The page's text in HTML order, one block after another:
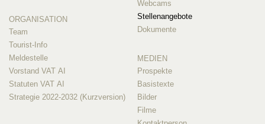
ORGANISATION
Team
Tourist-Info
Meldestelle
Vorstand VAT AI
Statuten VAT AI
Strategie 2022-2032 (Kurzversion)
Webcams
Stellenangebote
Dokumente
MEDIEN
Prospekte
Basistexte
Bilder
Filme